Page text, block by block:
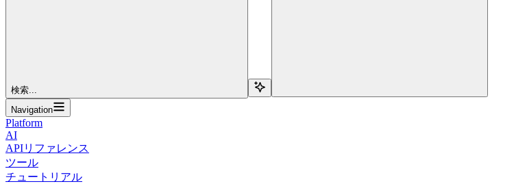
検索...
Navigation
Platform
AI
APIリファレンス
ツール
チュートリアル